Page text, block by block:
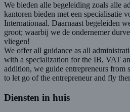
We bieden alle begeleiding zoals alle
kantoren bieden met een specialisatie
Internationaal. Daarnaast begeleiden
groot; waarbij we de ondernemer
vliegen!
We offer all guidance as all
with a specialization for the IB, VAT
addition, we guide entrepreneurs from
to let go of the entrepreneur and fly
Diensten in huis